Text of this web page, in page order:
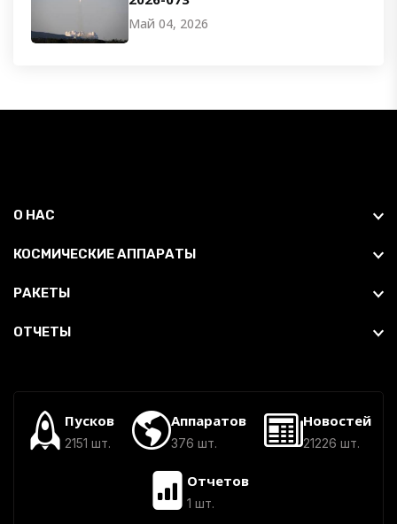
Май 04, 2026
О НАС
КОСМИЧЕСКИЕ АППАРАТЫ
РАКЕТЫ
ОТЧЕТЫ
Пусков
2151 шт.
Аппаратов
376 шт.
Новостей
21226 шт.
Отчетов
1 шт.